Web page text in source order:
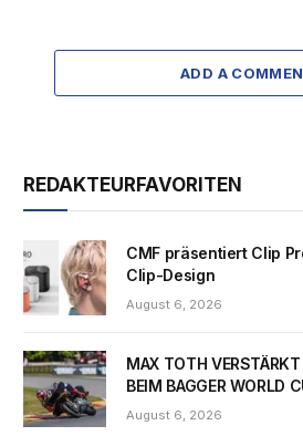
ADD A
REDAKTEURFAVORITEN
CMF präsentiert Clip
Clip-Design
August 6, 2026
MAX TOTH VERSTÄRKT
BEIM BAGGER WORLD
August 6, 2026